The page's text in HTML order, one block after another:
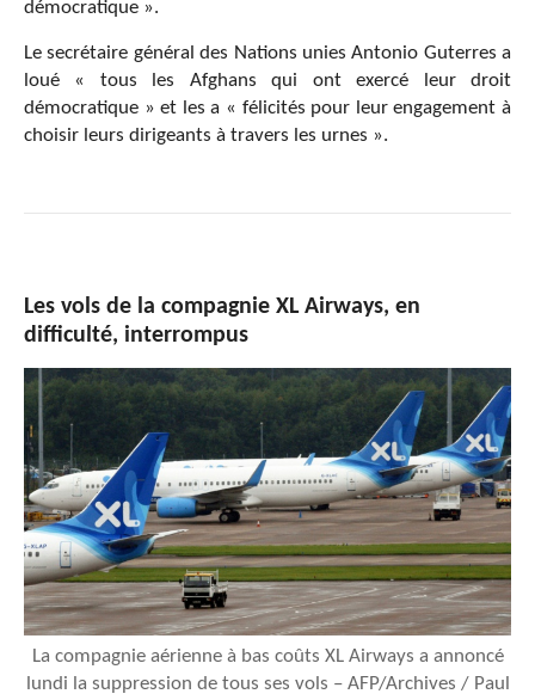
démocratique ».
Le secrétaire général des Nations unies Antonio Guterres a
loué « tous les Afghans qui ont exercé leur droit
démocratique » et les a « félicités pour leur engagement à
choisir leurs dirigeants à travers les urnes ».
Les vols de la compagnie XL Airways, en
difficulté, interrompus
La compagnie aérienne à bas coûts XL Airways a annoncé
lundi la suppression de tous ses vols – AFP/Archives / Paul